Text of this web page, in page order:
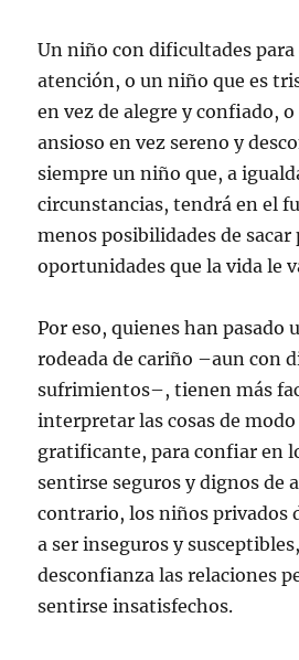
Un niño con dificultades
atención, o un niño que es
en vez de alegre y confiado,
ansioso en vez sereno y
siempre un niño que, a
circunstancias, tendrá en el
menos posibilidades de sacar
oportunidades que la vida le
Por eso, quienes han pasado
rodeada de cariño –aun con
sufrimientos–, tienen más
interpretar las cosas de
gratificante, para confiar en
sentirse seguros y dignos de
contrario, los niños privados
a ser inseguros y
desconfianza las relaciones
sentirse insatisfechos.